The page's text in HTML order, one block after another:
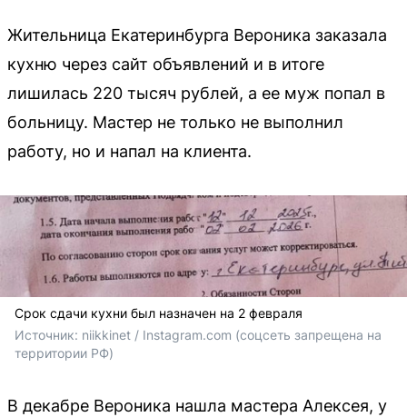
Жительница Екатеринбурга Вероника заказала
кухню через сайт объявлений и в итоге
лишилась 220 тысяч рублей, а ее муж попал в
больницу. Мастер не только не выполнил
работу, но и напал на клиента.
Срок сдачи кухни был назначен на 2 февраля
Источник: niikkinet / Instagram.com (соцсеть запрещена на
территории РФ)
В декабре Вероника нашла мастера Алексея, у